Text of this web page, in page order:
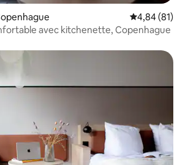
Évaluation
4,84 (81)
avec kitchenette, Copenhague